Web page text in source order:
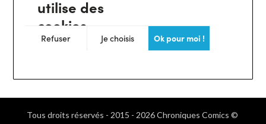
Tous droits réservés - 2015 - 2026 Chroniques Comics ©